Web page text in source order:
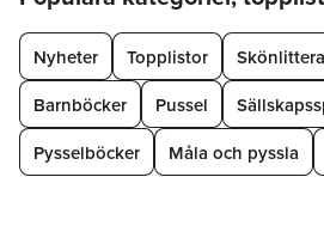
Nyheter Topplistor
Barnböcker
Pussel
Pysselböcker
Måla och pyssla